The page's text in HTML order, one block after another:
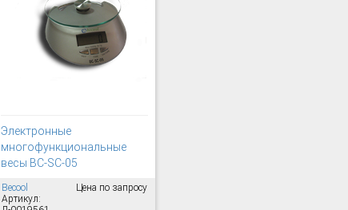
Электронные
многофункциональные
весы BC-SC-05
Becool
Артикул:
Цена по запросу